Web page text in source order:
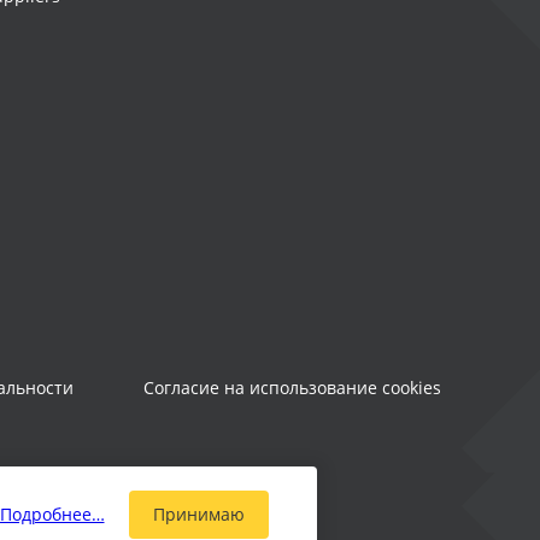
Согласие на использование cookies
Подробнее… Принимаю